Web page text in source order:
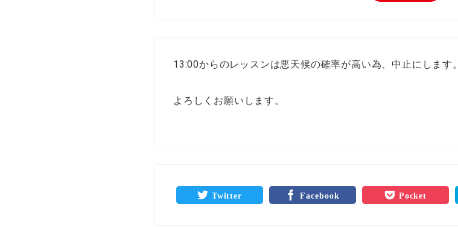
13:00からのレッスンは悪天候の確率が高い為、中止にします。
よろしくお願いします。
Twitter Facebook Pocket